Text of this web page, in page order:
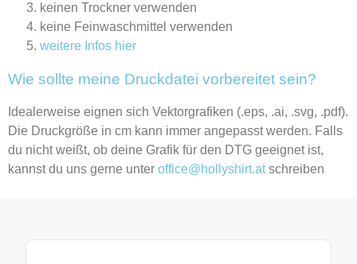
keinen Trockner verwenden
keine Feinwaschmittel verwenden
weitere Infos hier
Wie sollte meine Druckdatei vorbereitet sein?
Idealerweise eignen sich Vektorgrafiken (.eps, .ai, .svg, .pdf).
Die Druckgröße in cm kann immer angepasst werden. Falls
du nicht weißt, ob deine Grafik für den DTG geeignet ist,
kannst du uns gerne unter office@hollyshirt.atschreiben